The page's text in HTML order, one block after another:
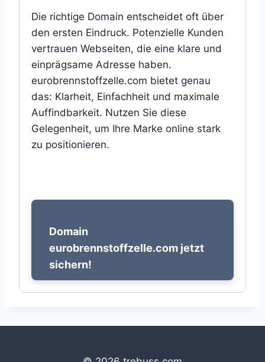
Die richtige Domain entscheidet oft über
den ersten Eindruck. Potenzielle Kunden
vertrauen Webseiten, die eine klare und
einprägsame Adresse haben.
eurobrennstoffzelle.com bietet genau
das: Klarheit, Einfachheit und maximale
Auffindbarkeit. Nutzen Sie diese
Gelegenheit, um Ihre Marke online stark
zu positionieren.
Domain
eurobrennstoffzelle.com jetzt
sichern!